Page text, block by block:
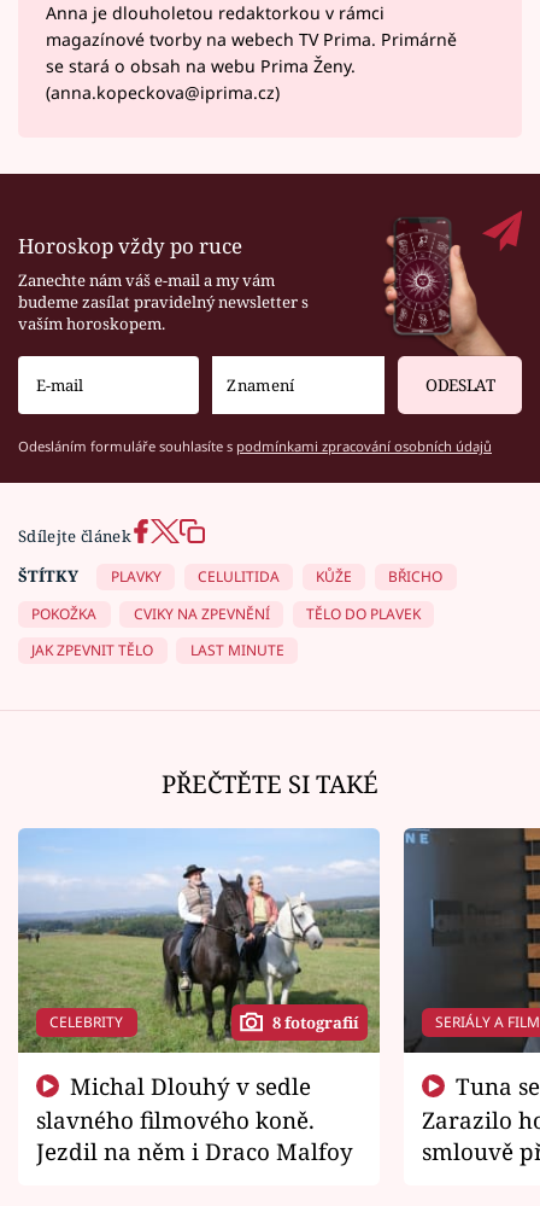
Anna je dlouholetou redaktorkou v rámci
magazínové tvorby na webech TV Prima. Primárně
se stará o obsah na webu Prima Ženy.
(anna.kopeckova@iprima.cz)
Horoskop vždy po ruce
Zanechte nám váš e-mail a my vám
budeme zasílat pravidelný newsletter s
vaším horoskopem.
ODESLAT
Odesláním formuláře souhlasíte s podmínkami zpracování osobních údajů
Sdílejte článek
ŠTÍTKY
PLAVKY CELULITIDA KŮŽE
BŘICHO
POKOŽKA
CVIKY NA ZPEVNĚNÍ
TĚLO DO PLAVEK
JAK ZPEVNIT TĚLO
LAST MINUTE
PŘEČTĚTE SI TAKÉ
CELEBRITY 8 fotografií
slavného filmového koně.
Jezdil na něm i Draco Malfoy
SERIÁLY A
Zarazilo
smlouvě